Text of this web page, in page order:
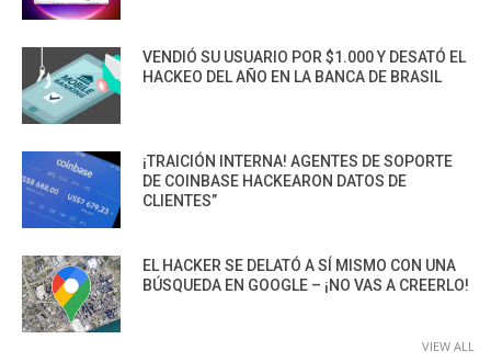
VENDIÓ SU USUARIO POR $1.000 Y DESATÓ EL
HACKEO DEL AÑO EN LA BANCA DE BRASIL
¡TRAICIÓN INTERNA! AGENTES DE SOPORTE
DE COINBASE HACKEARON DATOS DE
CLIENTES”
EL HACKER SE DELATÓ A SÍ MISMO CON UNA
BÚSQUEDA EN GOOGLE – ¡NO VAS A CREERLO!
VIEW ALL